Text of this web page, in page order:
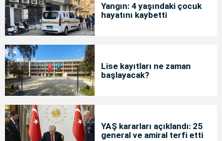
Yangın: 4 yaşındaki çocuk
hayatını kaybetti
Lise kayıtları ne zaman
başlayacak?
YAŞ kararları açıklandı: 25
general ve amiral terfi etti